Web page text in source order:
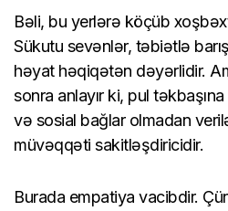
Bəli, bu yerlərə köçüb
Sükutu sevənlər, təbiətlə
həyat həqiqətən dəyərlidir.
sonra anlayır ki, pul
və sosial bağlar olmadan
müvəqqəti sakitləşdiricidir.
Burada empatiya vacibdir.